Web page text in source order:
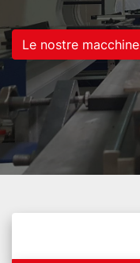
Le nostre macchine